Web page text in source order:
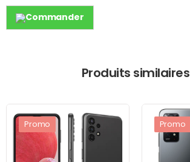
Commander
Produits similaires
Promo Promo